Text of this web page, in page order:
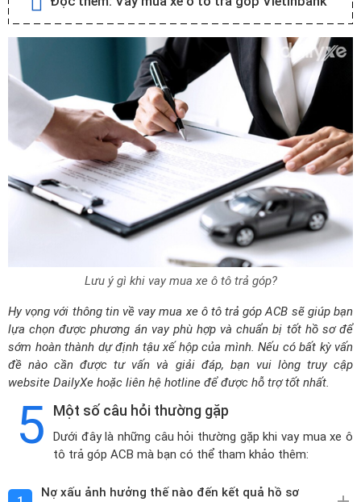
Lưu ý gì khi vay mua xe ô tô trả góp?
Hy vọng với thông tin về vay mua xe ô tô trả góp ACB sẽ giúp bạn
lựa chọn được phương án vay phù hợp và chuẩn bị tốt hồ sơ để
sớm hoàn thành dự định tậu xế hộp của mình. Nếu có bất kỳ vấn
đề nào cần được tư vấn và giải đáp, bạn vui lòng truy cập
website DailyXe hoặc liên hệ hotline để được hỗ trợ tốt nhất.
5 Một số câu hỏi thường gặp
Dưới đây là những câu hỏi thường gặp khi vay mua xe ô
tô trả góp ACB mà bạn có thể tham khảo thêm:
Nợ xấu ảnh hưởng thế nào đến kết quả hồ sơ